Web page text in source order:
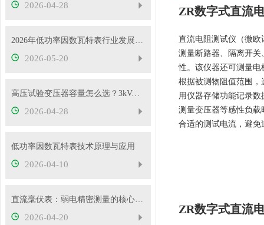
2026-04-28
2026年低功率因数瓦特表行业发展概况
2026-05-20
高压试验变压器容量怎么选？3kVA、5kVA、10kVA够用吗
2026-04-28
低功率因数瓦特表技术原理与应用
2026-04-10
直流毫伏表：弱电精密测量的核心工具
2026-04-20
ZR数字式直流
直流电阻测试仪（微
测量断路器、隔离开
性。该仪器还可测量
根据被测物阻值范围
用仪器存储功能记录
测量变压器等感性负
合适的测试电流，避
ZR数字式直流